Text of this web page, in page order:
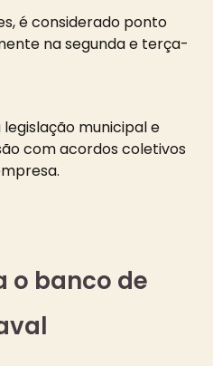
é considerado ponto
na segunda e terça-
municipal e
com acordos coletivos
o banco de